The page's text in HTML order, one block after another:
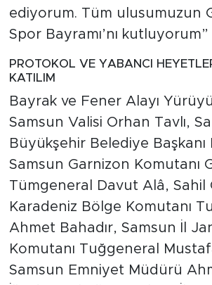
ediyorum. Tüm ulusumuzun
Spor Bayramı’nı kutluyorum”
PROTOKOL VE YABANCI
KATILIM
Bayrak ve Fener Alayı
Samsun Valisi Orhan Tavlı,
Büyükşehir Belediye
Samsun Garnizon Komutanı
Tümgeneral Davut Alâ, Sahil
Karadeniz Bölge Komutanı
Ahmet Bahadır, Samsun İl
Komutanı Tuğgeneral
Samsun Emniyet Müdürü